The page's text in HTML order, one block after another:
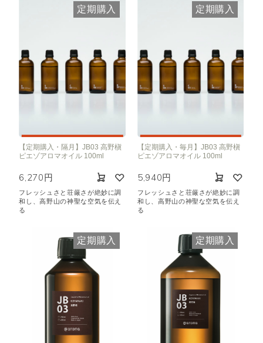
定期購入
【定期購入・隔月】JB03 高野槇
ピエゾアロマオイル 100ml
6,270円
フレッシュさと荘厳さが絶妙に調
和し、高野山の神聖な空気を伝え
る
定期購入
【定期購入・毎月】JB03 高野槇
ピエゾアロマオイル 100ml
5,940円
フレッシュさと荘厳さが絶妙に調
和し、高野山の神聖な空気を伝え
る
定期購入 定期購入